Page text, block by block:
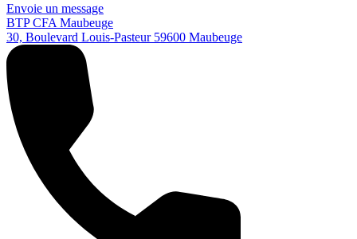
Envoie un message
BTP CFA Maubeuge
30, Boulevard Louis-Pasteur 59600 Maubeuge